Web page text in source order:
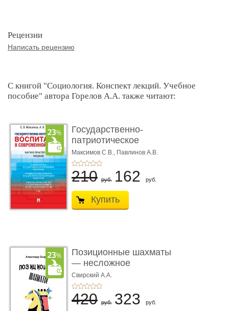
Рецензии
Написать рецензию
С книгой "Социология. Конспект лекций. Учебное
пособие" автора Горелов А.А. также читают:
Государственно-
патриотическое
воспитание в с� ...
Максимов С.В., Павлинов А.В.
210 руб. 162 руб.
Купить
Позиционные шахматы
— несложное
руководство � ...
Свирский А.А.
420 руб. 323 руб.